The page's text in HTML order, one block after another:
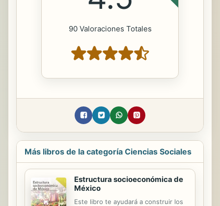
90 Valoraciones Totales
Más libros de la categoría Ciencias Sociales
Estructura socioeconómica de
México
Este libro te ayudará a construir los